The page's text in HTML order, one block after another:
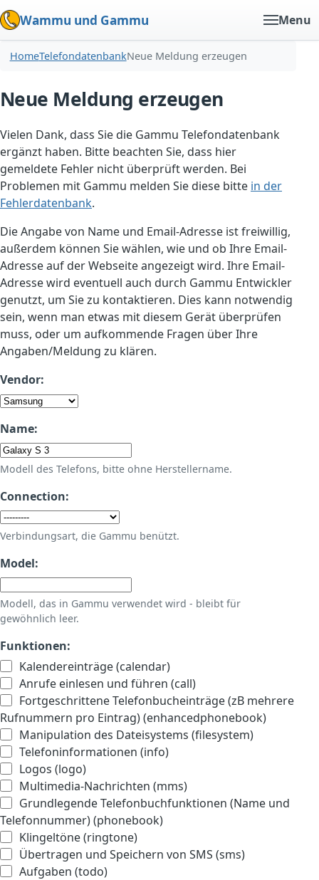
Wammu und Gammu Menu
HomeTelefondatenbankNeue Meldung erzeugen
Neue Meldung erzeugen
Vielen Dank, dass Sie die Gammu Telefondatenbank
ergänzt haben. Bitte beachten Sie, dass hier
gemeldete Fehler nicht überprüft werden. Bei
Problemen mit Gammu melden Sie diese bitte in der
Fehlerdatenbank.
Die Angabe von Name und Email-Adresse ist freiwillig,
außerdem können Sie wählen, wie und ob Ihre Email-
Adresse auf der Webseite angezeigt wird. Ihre Email-
Adresse wird eventuell auch durch Gammu Entwickler
genutzt, um Sie zu kontaktieren. Dies kann notwendig
sein, wenn man etwas mit diesem Gerät überprüfen
muss, oder um aufkommende Fragen über Ihre
Angaben/Meldung zu klären.
Vendor:
Name:
Modell des Telefons, bitte ohne Herstellername.
Connection:
Verbindungsart, die Gammu benützt.
Model:
Modell, das in Gammu verwendet wird - bleibt für
gewöhnlich leer.
Funktionen:
Kalendereinträge (calendar)
Anrufe einlesen und führen (call)
Fortgeschrittene Telefonbucheinträge (zB mehrere
Rufnummern pro Eintrag) (enhancedphonebook)
Manipulation des Dateisystems (filesystem)
Telefoninformationen (info)
Logos (logo)
Multimedia-Nachrichten (mms)
Grundlegende Telefonbuchfunktionen (Name und
Telefonnummer) (phonebook)
Klingeltöne (ringtone)
Übertragen und Speichern von SMS (sms)
Aufgaben (todo)